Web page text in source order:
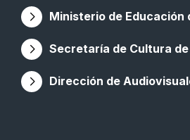
Ministerio de Educación
Secretaría de Cultura
Dirección de